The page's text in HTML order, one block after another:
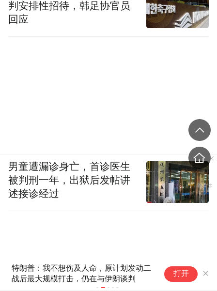
特朗普：我不想伤及人命，原计划发动二
战后最大规模打击，仍在与伊朗谈判
打开
判安排性招待，韩足协官员
回应
男童遭漏诊身亡，首诊医生
被判刑一年，出狱后发帖讲
述接诊经过